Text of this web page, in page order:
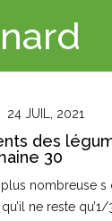
24 JUIL, 2021
des
30
nombreuse s
ne reste